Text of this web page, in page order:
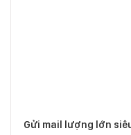
Gửi mail lượng lớn